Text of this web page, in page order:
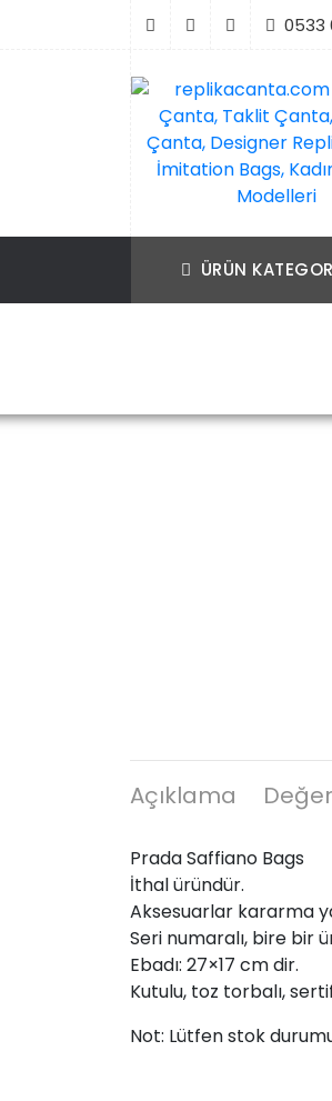
0533
Bags, Kadın
ÜRÜN
Açıklama
Prada Saffiano Bags
İthal üründür.
Aksesuarlar kararma
Seri numaralı, bire bir
Ebadı: 27×17 cm dir.
Kutulu, toz torbalı,
Not: Lütfen stok